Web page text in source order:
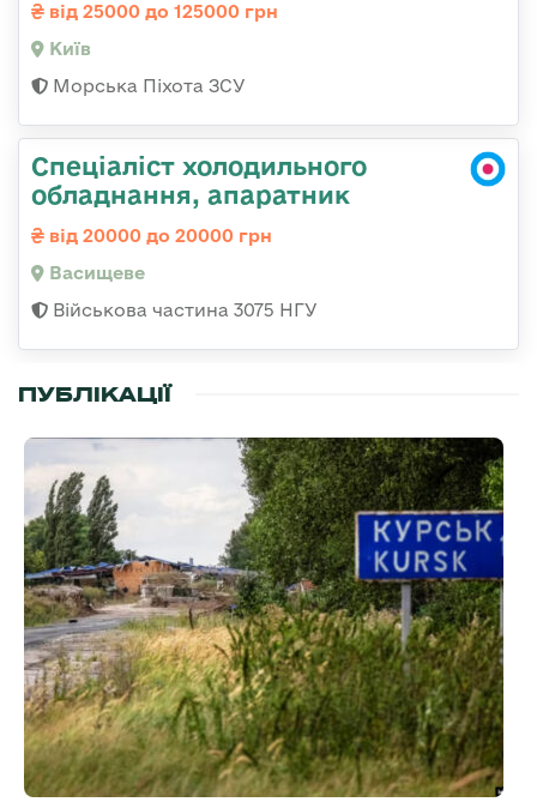
від 25000 до 125000 грн
Київ
Морська Піхота ЗСУ
Спеціаліст холодильного
обладнання, апаратник
від 20000 до 20000 грн
Васищеве
Військова частина 3075 НГУ
ПУБЛІКАЦІЇ